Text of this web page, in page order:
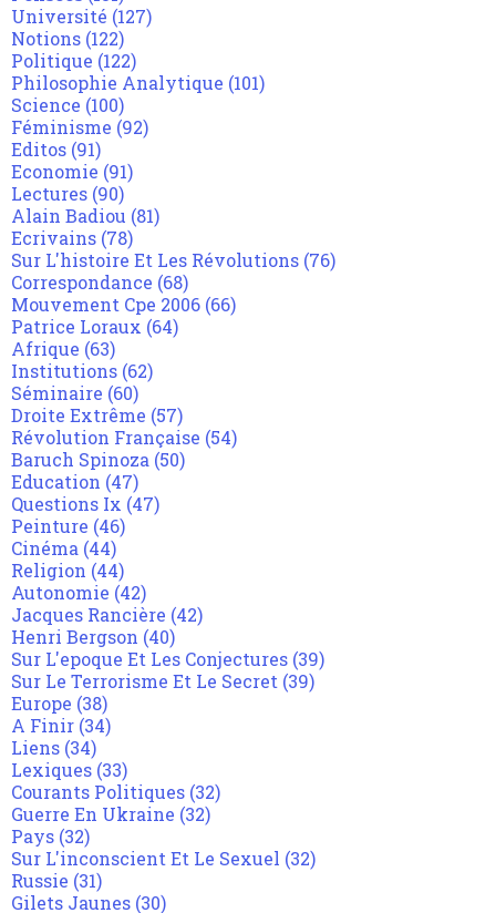
Université (127)
Notions (122)
Politique (122)
Philosophie Analytique (101)
Science (100)
Féminisme (92)
Editos (91)
Economie (91)
Lectures (90)
Alain Badiou (81)
Ecrivains (78)
Sur L'histoire Et Les Révolutions (76)
Correspondance (68)
Mouvement Cpe 2006 (66)
Patrice Loraux (64)
Afrique (63)
Institutions (62)
Séminaire (60)
Droite Extrême (57)
Révolution Française (54)
Baruch Spinoza (50)
Education (47)
Questions Ix (47)
Peinture (46)
Cinéma (44)
Religion (44)
Autonomie (42)
Jacques Rancière (42)
Henri Bergson (40)
Sur L'epoque Et Les Conjectures (39)
Sur Le Terrorisme Et Le Secret (39)
Europe (38)
A Finir (34)
Liens (34)
Lexiques (33)
Courants Politiques (32)
Guerre En Ukraine (32)
Pays (32)
Sur L'inconscient Et Le Sexuel (32)
Russie (31)
Gilets Jaunes (30)